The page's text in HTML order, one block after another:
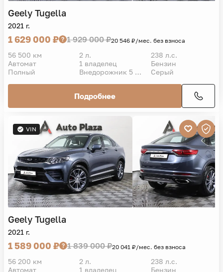
Geely Tugella
2021 г.
1 629 000 ₽ 1 929 000 ₽20 546 ₽/мес. без взноса
56 500 км 2 л.
238 л.с.
Автомат
1 владелец
Бензин
Полный
Внедорожник 5 дв. Серый
Подробнее
VIN
Geely Tugella
2021 г.
1 589 000 ₽ 1 839 000 ₽20 041 ₽/мес. без взноса
56 200 км 2 л.
238 л.с.
Автомат
1 владелец Бензин